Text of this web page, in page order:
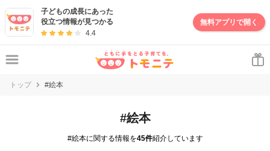
子どもの成長にあった
役立つ情報が見つかる
4.4
無料アプリで開く
トップ #絵本
#絵本
#絵本に関する情報を45件紹介しています